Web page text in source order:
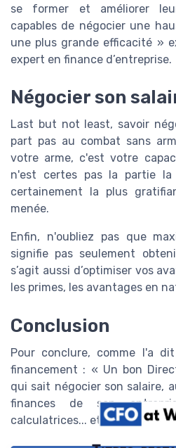
se former et améliorer
capables de négocier une
une plus grande efficacité »
expert en finance d’entreprise.
Négocier son
Last but not least, savoir
part pas au combat sans
votre arme, c'est votre
n'est certes pas la partie
certainement la plus
menée.
Enfin, n'oubliez pas que
signifie pas seulement
s’agit aussi d’optimiser vos
les primes, les avantages en
Conclusion
Pour conclure, comme l'a
financement : « Un bon
qui sait négocier son salaire,
finances de son
calculatrices... et bonne